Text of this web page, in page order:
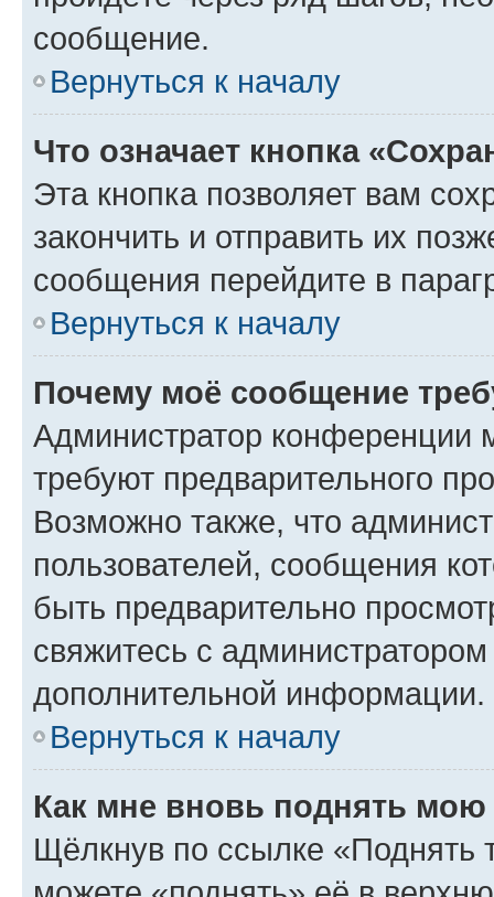
сообщение.
Вернуться к началу
Что означает кнопка
Эта кнопка позволяет вам
закончить и отправить их
сообщения перейдите в
Вернуться к началу
Почему моё сообщение
Администратор конференции
требуют предварительного
Возможно также, что
пользователей, сообщения
быть предварительно
свяжитесь с
дополнительной информации.
Вернуться к началу
Как мне вновь поднять мою
Щёлкнув по ссылке «Поднять